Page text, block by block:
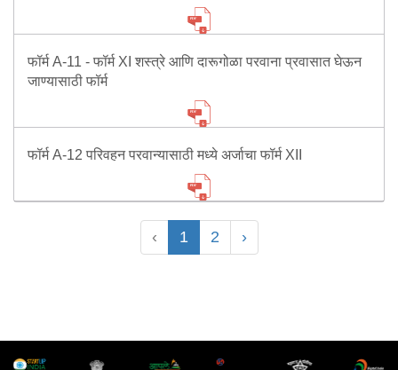
फॉर्म A-11 - फॉर्म XI शस्त्रे आणि दारूगोळा परवाना प्रवासात घेऊन
जाण्यासाठी फॉर्म
फॉर्म A-12 परिवहन परवान्यासाठी मध्ये अर्जाचा फॉर्म XII
‹ 1 2 ›